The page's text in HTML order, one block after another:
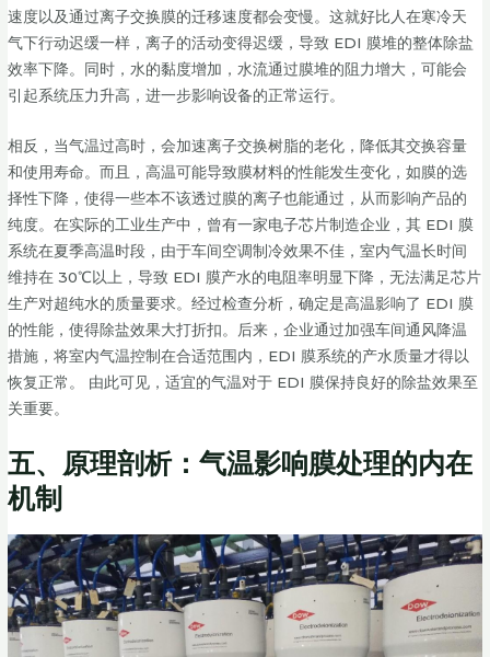
速度以及通过离子交换膜的迁移速度都会变慢。这就好比人在寒冷天
气下行动迟缓一样，离子的活动变得迟缓，导致 EDI 膜堆的整体除盐
效率下降。同时，水的黏度增加，水流通过膜堆的阻力增大，可能会
引起系统压力升高，进一步影响设备的正常运行。
相反，当气温过高时，会加速离子交换树脂的老化，降低其交换容量
和使用寿命。而且，高温可能导致膜材料的性能发生变化，如膜的选
择性下降，使得一些本不该透过膜的离子也能通过，从而影响产品的
纯度。在实际的工业生产中，曾有一家电子芯片制造企业，其 EDI 膜
系统在夏季高温时段，由于车间空调制冷效果不佳，室内气温长时间
维持在 30℃以上，导致 EDI 膜产水的电阻率明显下降，无法满足芯片
生产对超纯水的质量要求。经过检查分析，确定是高温影响了 EDI 膜
的性能，使得除盐效果大打折扣。后来，企业通过加强车间通风降温
措施，将室内气温控制在合适范围内，EDI 膜系统的产水质量才得以
恢复正常。 由此可见，适宜的气温对于 EDI 膜保持良好的除盐效果至
关重要。
五、原理剖析：气温影响膜处理的内在
机制